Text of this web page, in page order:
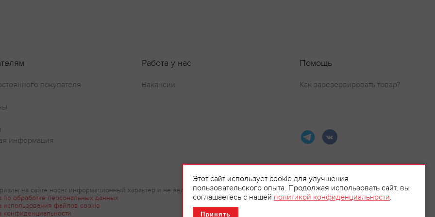
покупателя
информация
Работа у нас
Вакансии
Помощь
Как зарезервировать товар?
на сайте носят информационный характер и не являются рекламой.
по обработке персональных данных
использования файлов cookie
конфиденциальности
Этот сайт использует cookie для улучшения
пользовательского опыта. Продолжая использовать сайт, вы
соглашаетесь с нашей политикой конфиденциальности.
Принять